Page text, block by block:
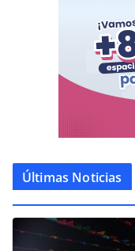
Últimas Noticias